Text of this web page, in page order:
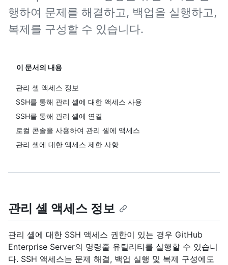
행하여 문제를 해결하고, 백업을 실행하고,
복제를 구성할 수 있습니다.
이 문서의 내용
관리 셸 액세스 정보
SSH를 통해 관리 셸에 대한 액세스 사용
SSH를 통해 관리 셸에 연결
로컬 콘솔을 사용하여 관리 셸에 액세스
관리 셸에 대한 액세스 제한 사항
관리 셸 액세스 정보
관리 셸에 대한 SSH 액세스 권한이 있는 경우 GitHub
Enterprise Server의 명령줄 유틸리티를 실행할 수 있습니
다. SSH 액세스는 문제 해결, 백업 실행 및 복제 구성에도